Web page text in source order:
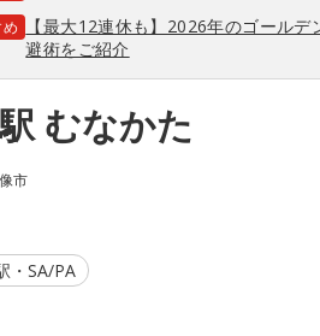
【最大12連休も】2026年のゴール
避術をご紹介
むなかた
市
・SA/PA